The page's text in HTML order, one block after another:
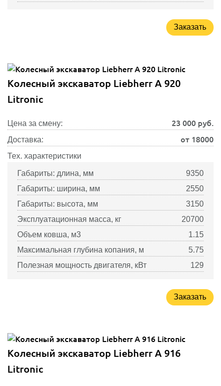
Заказать
Колесный экскаватор Liebherr A 920
Litronic
Цена за смену: 23 000 руб.
Доставка: от 18000
Тех. характеристики
Габариты: длина, мм
9350
Габариты: ширина, мм
2550
Габариты: высота, мм
3150
Эксплуатационная масса, кг
20700
Объем ковша, м3
1.15
Максимальная глубина копания, м
5.75
Полезная мощность двигателя, кВт
129
Заказать
Колесный экскаватор Liebherr A 916
Litronic